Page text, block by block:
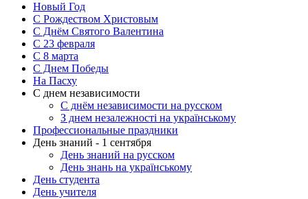
Новый Год
С Рождеством Христовым
С Днём Святого Валентина
С 23 февраля
C 8 марта
С Днем Победы
На Пасху
С днем независимости
С днём независимости на русском
З днем незалежності на українському
Профессиональные праздники
День знаний - 1 сентября
День знаний на русском
День знань на українському
День студента
День учителя